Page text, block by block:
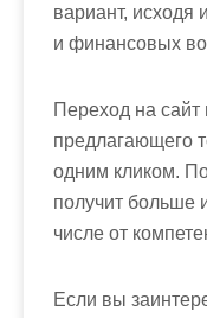
вариант, исходя
и финансовых
Переход на сайт
предлагающего
одним кликом.
получит больше
числе от
Если вы